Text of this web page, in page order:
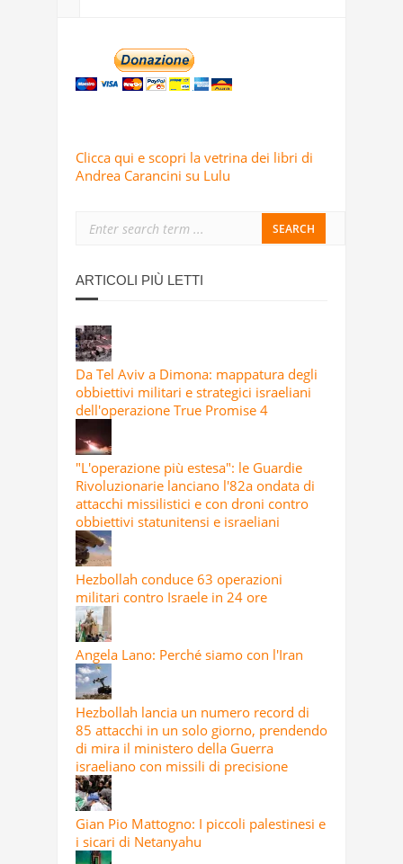
Clicca qui e scopri la vetrina dei libri di
Andrea Carancini su Lulu
ARTICOLI PIÙ LETTI
Da Tel Aviv a Dimona: mappatura degli
obbiettivi militari e strategici israeliani
dell'operazione True Promise 4
"L'operazione più estesa": le Guardie
Rivoluzionarie lanciano l'82a ondata di
attacchi missilistici e con droni contro
obbiettivi statunitensi e israeliani
Hezbollah conduce 63 operazioni
militari contro Israele in 24 ore
Angela Lano: Perché siamo con l'Iran
Hezbollah lancia un numero record di
85 attacchi in un solo giorno, prendendo
di mira il ministero della Guerra
israeliano con missili di precisione
Gian Pio Mattogno: I piccoli palestinesi e
i sicari di Netanyahu